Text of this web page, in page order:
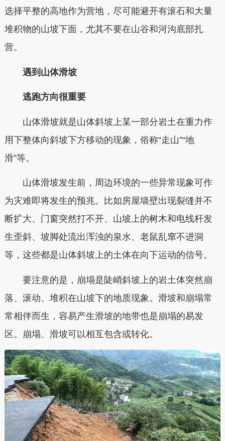
选择平整的高地作为营地，尽可能避开有滚石和大量
堆积物的山坡下面，尤其不要在山谷和河沟底部扎
营。
遇到山体滑坡
逃跑方向很重要
山体滑坡就是山体斜坡上某一部分岩土在重力作
用下整体向斜坡下方移动的现象，俗称“走山”“地
滑”等。
山体滑坡发生前，周边环境的一些异常现象可作
为灾难即将发生的预兆。比如房屋墙壁出现裂缝并不
断扩大、门窗突然打不开、山坡上的树木和电线杆发
生歪斜、坡脚处流出浑浊的泉水、老鼠乱窜不进洞
等，这些都是山体斜坡上的土体在向下运动的信号。
要注意的是，崩塌是陡峭斜坡上的岩土体突然崩
落、滚动、堆积在山坡下的地质现象。滑坡和崩塌常
常相伴而生，容易产生滑坡的地带也是崩塌的易发
区。崩塌、滑坡可以相互包含或转化。